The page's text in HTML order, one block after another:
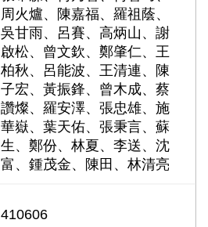
周火爐、陳嘉福、羅祖蔭、
吳甘雨、呂賽、高炳山、謝
啟松、曾文欽、鄭肇仁、王
柏秋、呂能波、王清連、陳
子宏、黃振鋒、曾木成、蔡
讚燦、羅安澤、張忠雄、施
華嶽、葉天佑、張秉言、蘇
生、鄭份、林夏、李送、沈
富、鍾茂金、陳田、林清亮
410606